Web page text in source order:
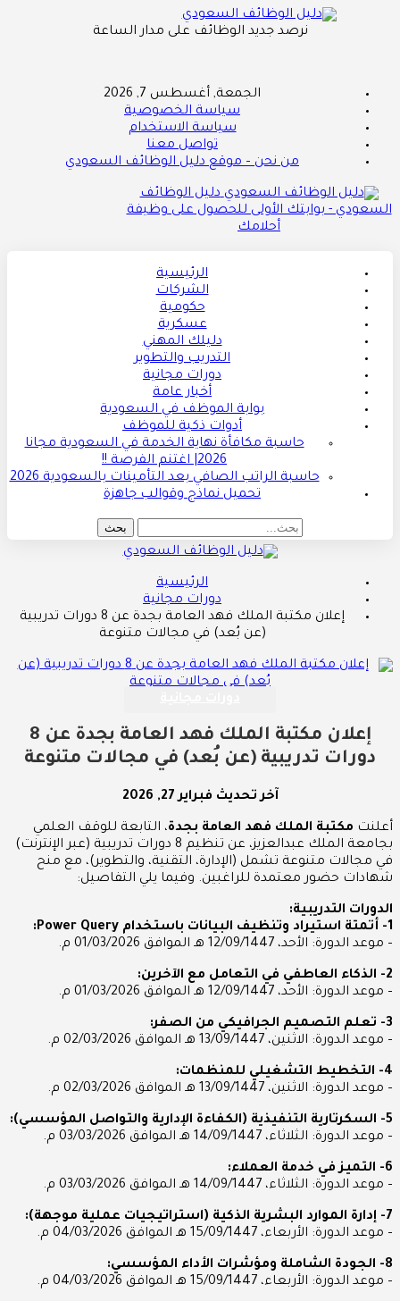
نرصد جديد الوظائف على مدار الساعة
الجمعة, أغسطس 7, 2026
سياسة الخصوصية
سياسة الاستخدام
تواصل معنا
من نحن – موقع دليل الوظائف السعودي
دليل الوظائف
السعودي - بوابتك الأولى للحصول على وظيفة
أحلامك
الرئيسية
الشركات
حكومية
عسكرية
دليلك المهني
التدريب والتطوير
دورات مجانية
أخبار عامة
بوابة الموظف في السعودية
أدوات ذكية للموظف
حاسبة مكافأة نهاية الخدمة في السعودية مجانا
2026| اغتنم الفرصة !!
حاسبة الراتب الصافي بعد التأمينات بالسعودية 2026
تحميل نماذج وقوالب جاهزة
الرئيسية
دورات مجانية
إعلان مكتبة الملك فهد العامة بجدة عن 8 دورات تدريبية
(عن بُعد) في مجالات متنوعة
إعلان مكتبة الملك فهد العامة بجدة عن 8
دورات تدريبية (عن بُعد) في مجالات متنوعة
آخر تحديث فبراير 27, 2026
أعلنت مكتبة الملك فهد العامة بجدة، التابعة للوقف العلمي
بجامعة الملك عبدالعزيز، عن تنظيم 8 دورات تدريبية (عبر الإنترنت)
في مجالات متنوعة تشمل (الإدارة، التقنية، والتطوير)، مع منح
شهادات حضور معتمدة للراغبين. وفيما يلي التفاصيل:
الدورات التدريبية:
1- أتمتة استيراد وتنظيف البيانات باستخدام Power Query:
– موعد الدورة: الأحد، 12/09/1447 هـ الموافق 01/03/2026 م.
2- الذكاء العاطفي في التعامل مع الآخرين:
– موعد الدورة: الأحد، 12/09/1447 هـ الموافق 01/03/2026 م.
3- تعلم التصميم الجرافيكي من الصفر:
– موعد الدورة: الاثنين، 13/09/1447 هـ الموافق 02/03/2026 م.
4- التخطيط التشغيلي للمنظمات:
– موعد الدورة: الاثنين، 13/09/1447 هـ الموافق 02/03/2026 م.
5- السكرتارية التنفيذية (الكفاءة الإدارية والتواصل المؤسسي):
– موعد الدورة: الثلاثاء، 14/09/1447 هـ الموافق 03/03/2026 م.
6- التميز في خدمة العملاء:
– موعد الدورة: الثلاثاء، 14/09/1447 هـ الموافق 03/03/2026 م.
7- إدارة الموارد البشرية الذكية (استراتيجيات عملية موجهة):
– موعد الدورة: الأربعاء، 15/09/1447 هـ الموافق 04/03/2026 م.
8- الجودة الشاملة ومؤشرات الأداء المؤسسي:
– موعد الدورة: الأربعاء، 15/09/1447 هـ الموافق 04/03/2026 م.